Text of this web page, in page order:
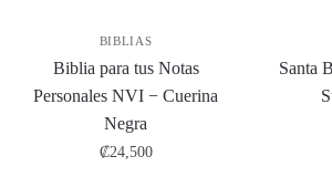
BIBLIAS
Biblia para tus Notas
Personales NVI − Cuerina
Negra
₡24,500
Santa